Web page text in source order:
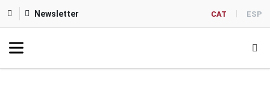
Newsletter CAT ESP